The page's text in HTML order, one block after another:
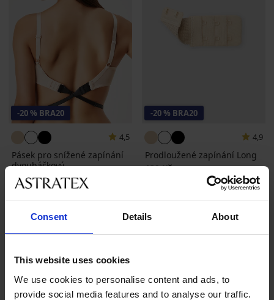
Consent Details About
This website uses cookies
We use cookies to personalise content and ads, to
provide social media features and to analyse our traffic.
-20 % BRA20
4,5
Pásek pro snížené zapínání
dvouháčkový
199 Kč
159 Kč kód BRA20
-20 % BRA20
4,9
Prodloužené zapínání Long
139 Kč
BRA20